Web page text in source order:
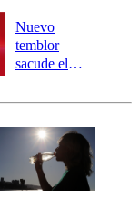
Nuevo
temblor
sacude el
revisa la
epicentro